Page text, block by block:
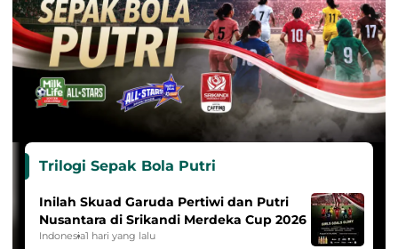
Trilogi Sepak Bola Putri
Inilah Skuad Garuda Pertiwi dan Putri
Nusantara di Srikandi Merdeka Cup 2026
Indonesia1 hari yang lalu